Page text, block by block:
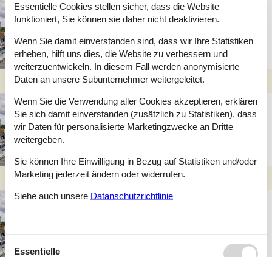
Familienurlaub im
Ferienpark Ebeltoft:
Perfekt für Familien
Der "Öer Maritime
Ferienpark": Urlaub bei
Ebeltoft
Ferienpark in Ebeltoft:
Essentielle Cookies stellen sicher, dass die Website
funktioniert, Sie können sie daher nicht deaktivieren.
Wenn Sie damit einverstanden sind, dass wir Ihre Statistiken
erheben, hilft uns dies, die Website zu verbessern und
weiterzuentwickeln. In diesem Fall werden anonymisierte
Daten an unsere Subunternehmer weitergeleitet.
Wenn Sie die Verwendung aller Cookies akzeptieren, erklären
Sie sich damit einverstanden (zusätzlich zu Statistiken), dass
wir Daten für personalisierte Marketingzwecke an Dritte
weitergeben.
Sie können Ihre Einwilligung in Bezug auf Statistiken und/oder
Marketing jederzeit ändern oder widerrufen.
Siehe auch unsere Datanschutzrichtlinie
Essentielle